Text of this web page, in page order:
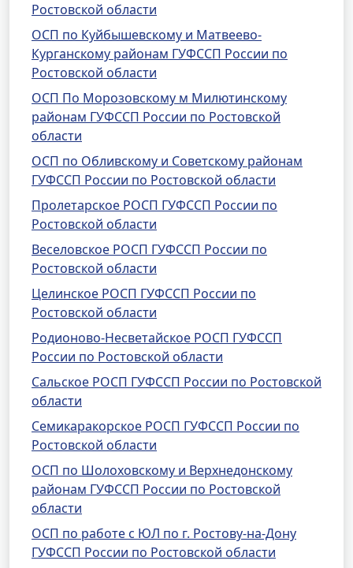
Ростовской области
ОСП по Куйбышевскому и Матвеево-
Курганскому районам ГУФССП России по
Ростовской области
ОСП По Морозовскому м Милютинскому
районам ГУФССП России по Ростовской
области
ОСП по Обливскому и Советскому районам
ГУФССП России по Ростовской области
Пролетарское РОСП ГУФССП России по
Ростовской области
Веселовское РОСП ГУФССП России по
Ростовской области
Целинское РОСП ГУФССП России по
Ростовской области
Родионово-Несветайское РОСП ГУФССП
России по Ростовской области
Сальское РОСП ГУФССП России по Ростовской
области
Семикаракорское РОСП ГУФССП России по
Ростовской области
ОСП по Шолоховскому и Верхнедонскому
районам ГУФССП России по Ростовской
области
ОСП по работе с ЮЛ по г. Ростову-на-Дону
ГУФССП России по Ростовской области